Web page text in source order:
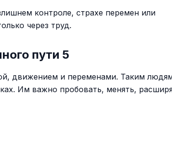
контроле, страхе перемен или
через труд.
пути 5
движением и переменами. Таким
Им важно пробовать, менять,